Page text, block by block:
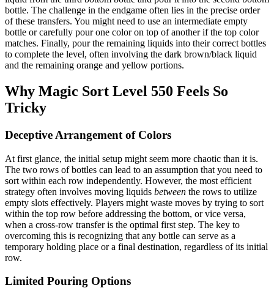
bottle. The challenge in the endgame often lies in the precise order
of these transfers. You might need to use an intermediate empty
bottle or carefully pour one color on top of another if the top color
matches. Finally, pour the remaining liquids into their correct bottles
to complete the level, often involving the dark brown/black liquid
and the remaining orange and yellow portions.
Why Magic Sort Level 550 Feels So
Tricky
Deceptive Arrangement of Colors
At first glance, the initial setup might seem more chaotic than it is.
The two rows of bottles can lead to an assumption that you need to
sort within each row independently. However, the most efficient
strategy often involves moving liquids between the rows to utilize
empty slots effectively. Players might waste moves by trying to sort
within the top row before addressing the bottom, or vice versa,
when a cross-row transfer is the optimal first step. The key to
overcoming this is recognizing that any bottle can serve as a
temporary holding place or a final destination, regardless of its initial
row.
Limited Pouring Options